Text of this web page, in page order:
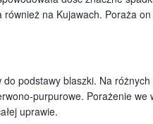
na Kujawach. Poraża
podstawy blaszki. Na
purpurowe. Porażenie
uprawie.